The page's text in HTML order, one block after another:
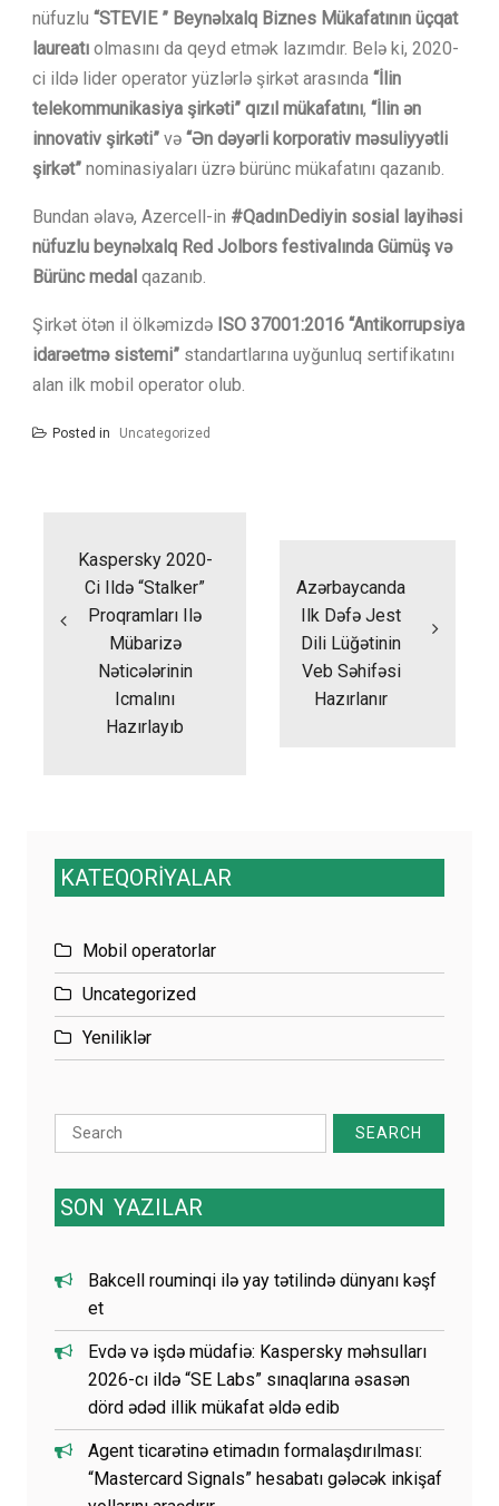
nüfuzlu “STEVIE ” Beynəlxalq Biznes Mükafatının üçqat
laureatı olmasını da qeyd etmək lazımdır. Belə ki, 2020-
ci ildə lider operator yüzlərlə şirkət arasında “İlin
telekommunikasiya şirkəti” qızıl mükafatını, “İlin ən
innovativ şirkəti” və “Ən dəyərli korporativ məsuliyyətli
şirkət” nominasiyaları üzrə bürünc mükafatını qazanıb.
Bundan əlavə, Azercell-in #QadınDediyin sosial layihəsi
nüfuzlu beynəlxalq Red Jolbors festivalında Gümüş və
Bürünc medal qazanıb.
Şirkət ötən il ölkəmizdə ISO 37001:2016 “Antikorrupsiya
idarəetmə sistemi” standartlarına uyğunluq sertifikatını
alan ilk mobil operator olub.
Posted in Uncategorized
Kaspersky 2020-
Ci Ildə “stalker”
Proqramları Ilə
Mübarizə
Nəticələrinin
Icmalını
Hazırlayıb
Azərbaycanda
Ilk Dəfə Jest
Dili Lüğətinin
Veb Səhifəsi
Hazırlanır
KATEQORİYALAR
Mobil operatorlar
Uncategorized
Yeniliklər
Search
for:
SON YAZILAR
Bakcell rouminqi ilə yay tətilində dünyanı kəşf
et
Evdə və işdə müdafiə: Kaspersky məhsulları
2026-cı ildə “SE Labs” sınaqlarına əsasən
dörd ədəd illik mükafat əldə edib
Agent ticarətinə etimadın formalaşdırılması:
“Mastercard Signals” hesabatı gələcək inkişaf